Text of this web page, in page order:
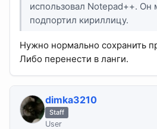
использовал Notepad++. Он
подпортил кириллицу.
Нужно нормально сохранить
Либо перенести в ланги.
dimka3210
Staff
User